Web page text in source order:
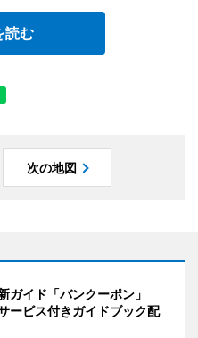
読む
次の地図
ガイド「バンクーポン」
ービス付きガイドブック配